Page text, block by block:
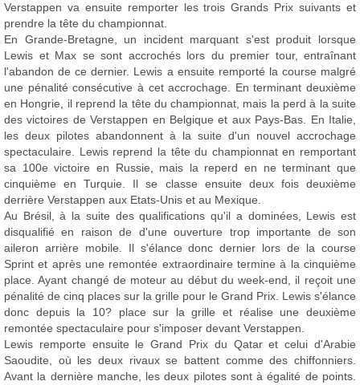
Verstappen va ensuite remporter les trois Grands Prix suivants et
prendre la tête du championnat.
En Grande-Bretagne, un incident marquant s'est produit lorsque
Lewis et Max se sont accrochés lors du premier tour, entraînant
l'abandon de ce dernier. Lewis a ensuite remporté la course malgré
une pénalité consécutive à cet accrochage. En terminant deuxième
en Hongrie, il reprend la tête du championnat, mais la perd à la suite
des victoires de Verstappen en Belgique et aux Pays-Bas. En Italie,
les deux pilotes abandonnent à la suite d'un nouvel accrochage
spectaculaire. Lewis reprend la tête du championnat en remportant
sa 100e victoire en Russie, mais la reperd en ne terminant que
cinquième en Turquie. Il se classe ensuite deux fois deuxième
derrière Verstappen aux Etats-Unis et au Mexique.
Au Brésil, à la suite des qualifications qu'il a dominées, Lewis est
disqualifié en raison de d'une ouverture trop importante de son
aileron arrière mobile. Il s'élance donc dernier lors de la course
Sprint et après une remontée extraordinaire termine à la cinquième
place. Ayant changé de moteur au début du week-end, il reçoit une
pénalité de cinq places sur la grille pour le Grand Prix. Lewis s'élance
donc depuis la 10? place sur la grille et réalise une deuxième
remontée spectaculaire pour s'imposer devant Verstappen.
Lewis remporte ensuite le Grand Prix du Qatar et celui d'Arabie
Saoudite, où les deux rivaux se battent comme des chiffonniers.
Avant la dernière manche, les deux pilotes sont à égalité de points.